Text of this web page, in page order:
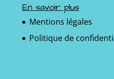
En savoir plus
Mentions légales
Politique de